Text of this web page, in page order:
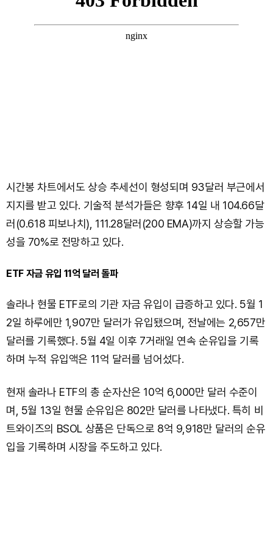
시간봉 차트에서도 상승 추세선이 형성되며 93달러 부근에서
지지를 받고 있다. 기술적 분석가들은 향후 14일 내 104.66달
러(0.618 피보나치), 111.28달러(200 EMA)까지 상승할 가능
성을 70%로 전망하고 있다.
ETF 자금 유입 11억 달러 돌파
솔라나 현물 ETF로의 기관 자금 유입이 급증하고 있다. 5월 1
2일 하루에만 1,907만 달러가 유입됐으며, 전날에는 2,657만
달러를 기록했다. 5월 4일 이후 7거래일 연속 순유입을 기록
하며 누적 유입액은 11억 달러를 넘어섰다.
현재 솔라나 ETF의 총 순자산은 10억 6,000만 달러 수준이
며, 5월 13일 현물 순유입은 802만 달러를 나타냈다. 특히 비
트와이즈의 BSOL 상품은 단독으로 8억 9,918만 달러의 순유
입을 기록하며 시장을 주도하고 있다.